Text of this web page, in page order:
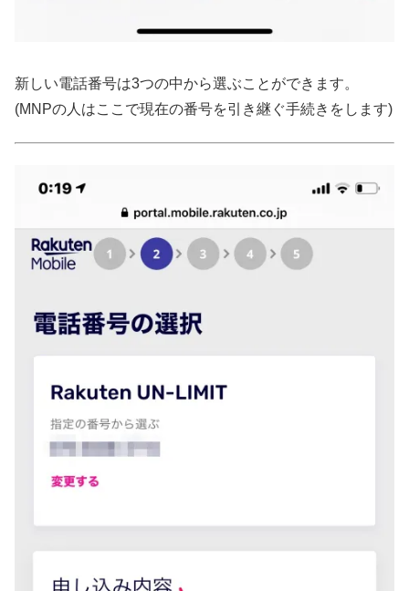
新しい電話番号は3つの中から選ぶことができます。
(MNPの人はここで現在の番号を引き継ぐ手続きをします)